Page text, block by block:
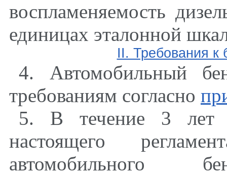
воспламеняемость
единицах эталонной
II. Требования к
4. Автомобильный
требованиям согласно
5. В течение 3 лет
настоящего
автомобильного